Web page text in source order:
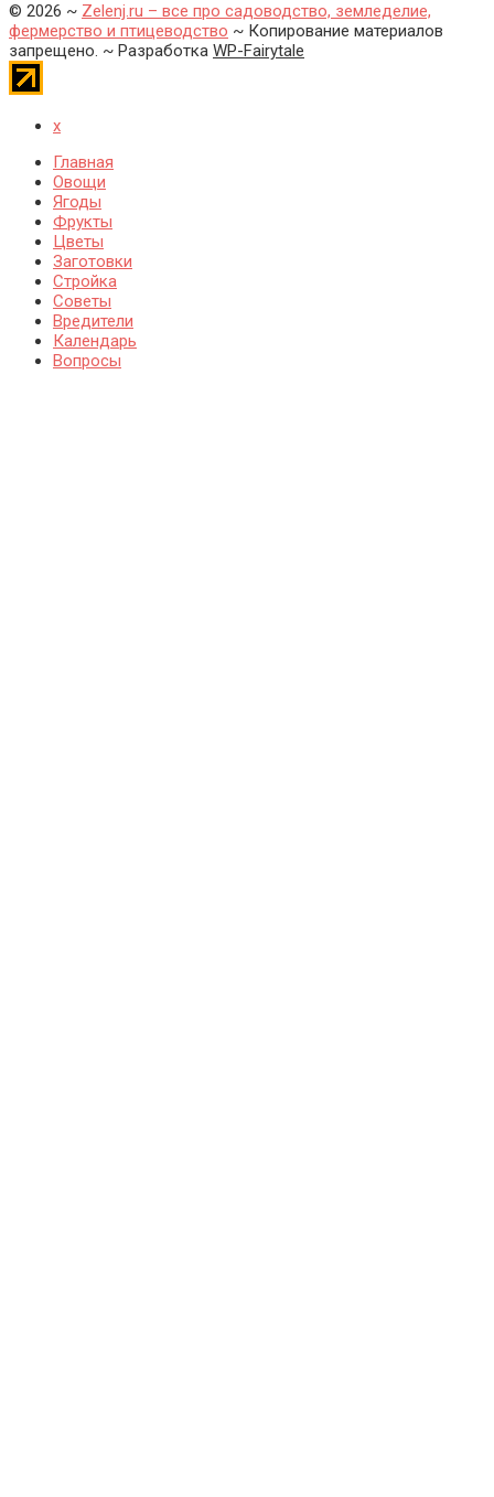
© 2026 ~ Zelenj.ru – все про садоводство, земледелие,
фермерство и птицеводство ~ Копирование материалов
запрещено. ~ Разработка WP-Fairytale
x
Главная
Овощи
Ягоды
Фрукты
Цветы
Заготовки
Стройка
Советы
Вредители
Календарь
Вопросы